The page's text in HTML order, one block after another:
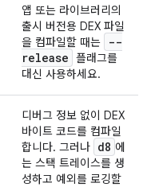
앱 또는 라이브러리의
출시 버전용 DEX 파일
을 컴파일할 때는
--
release 플래그를
대신 사용하세요.
디버그 정보 없이 DEX
바이트 코드를 컴파일
합니다. 그러나 d8 에
는 스택 트레이스를 생
성하고 예외를 로깅할